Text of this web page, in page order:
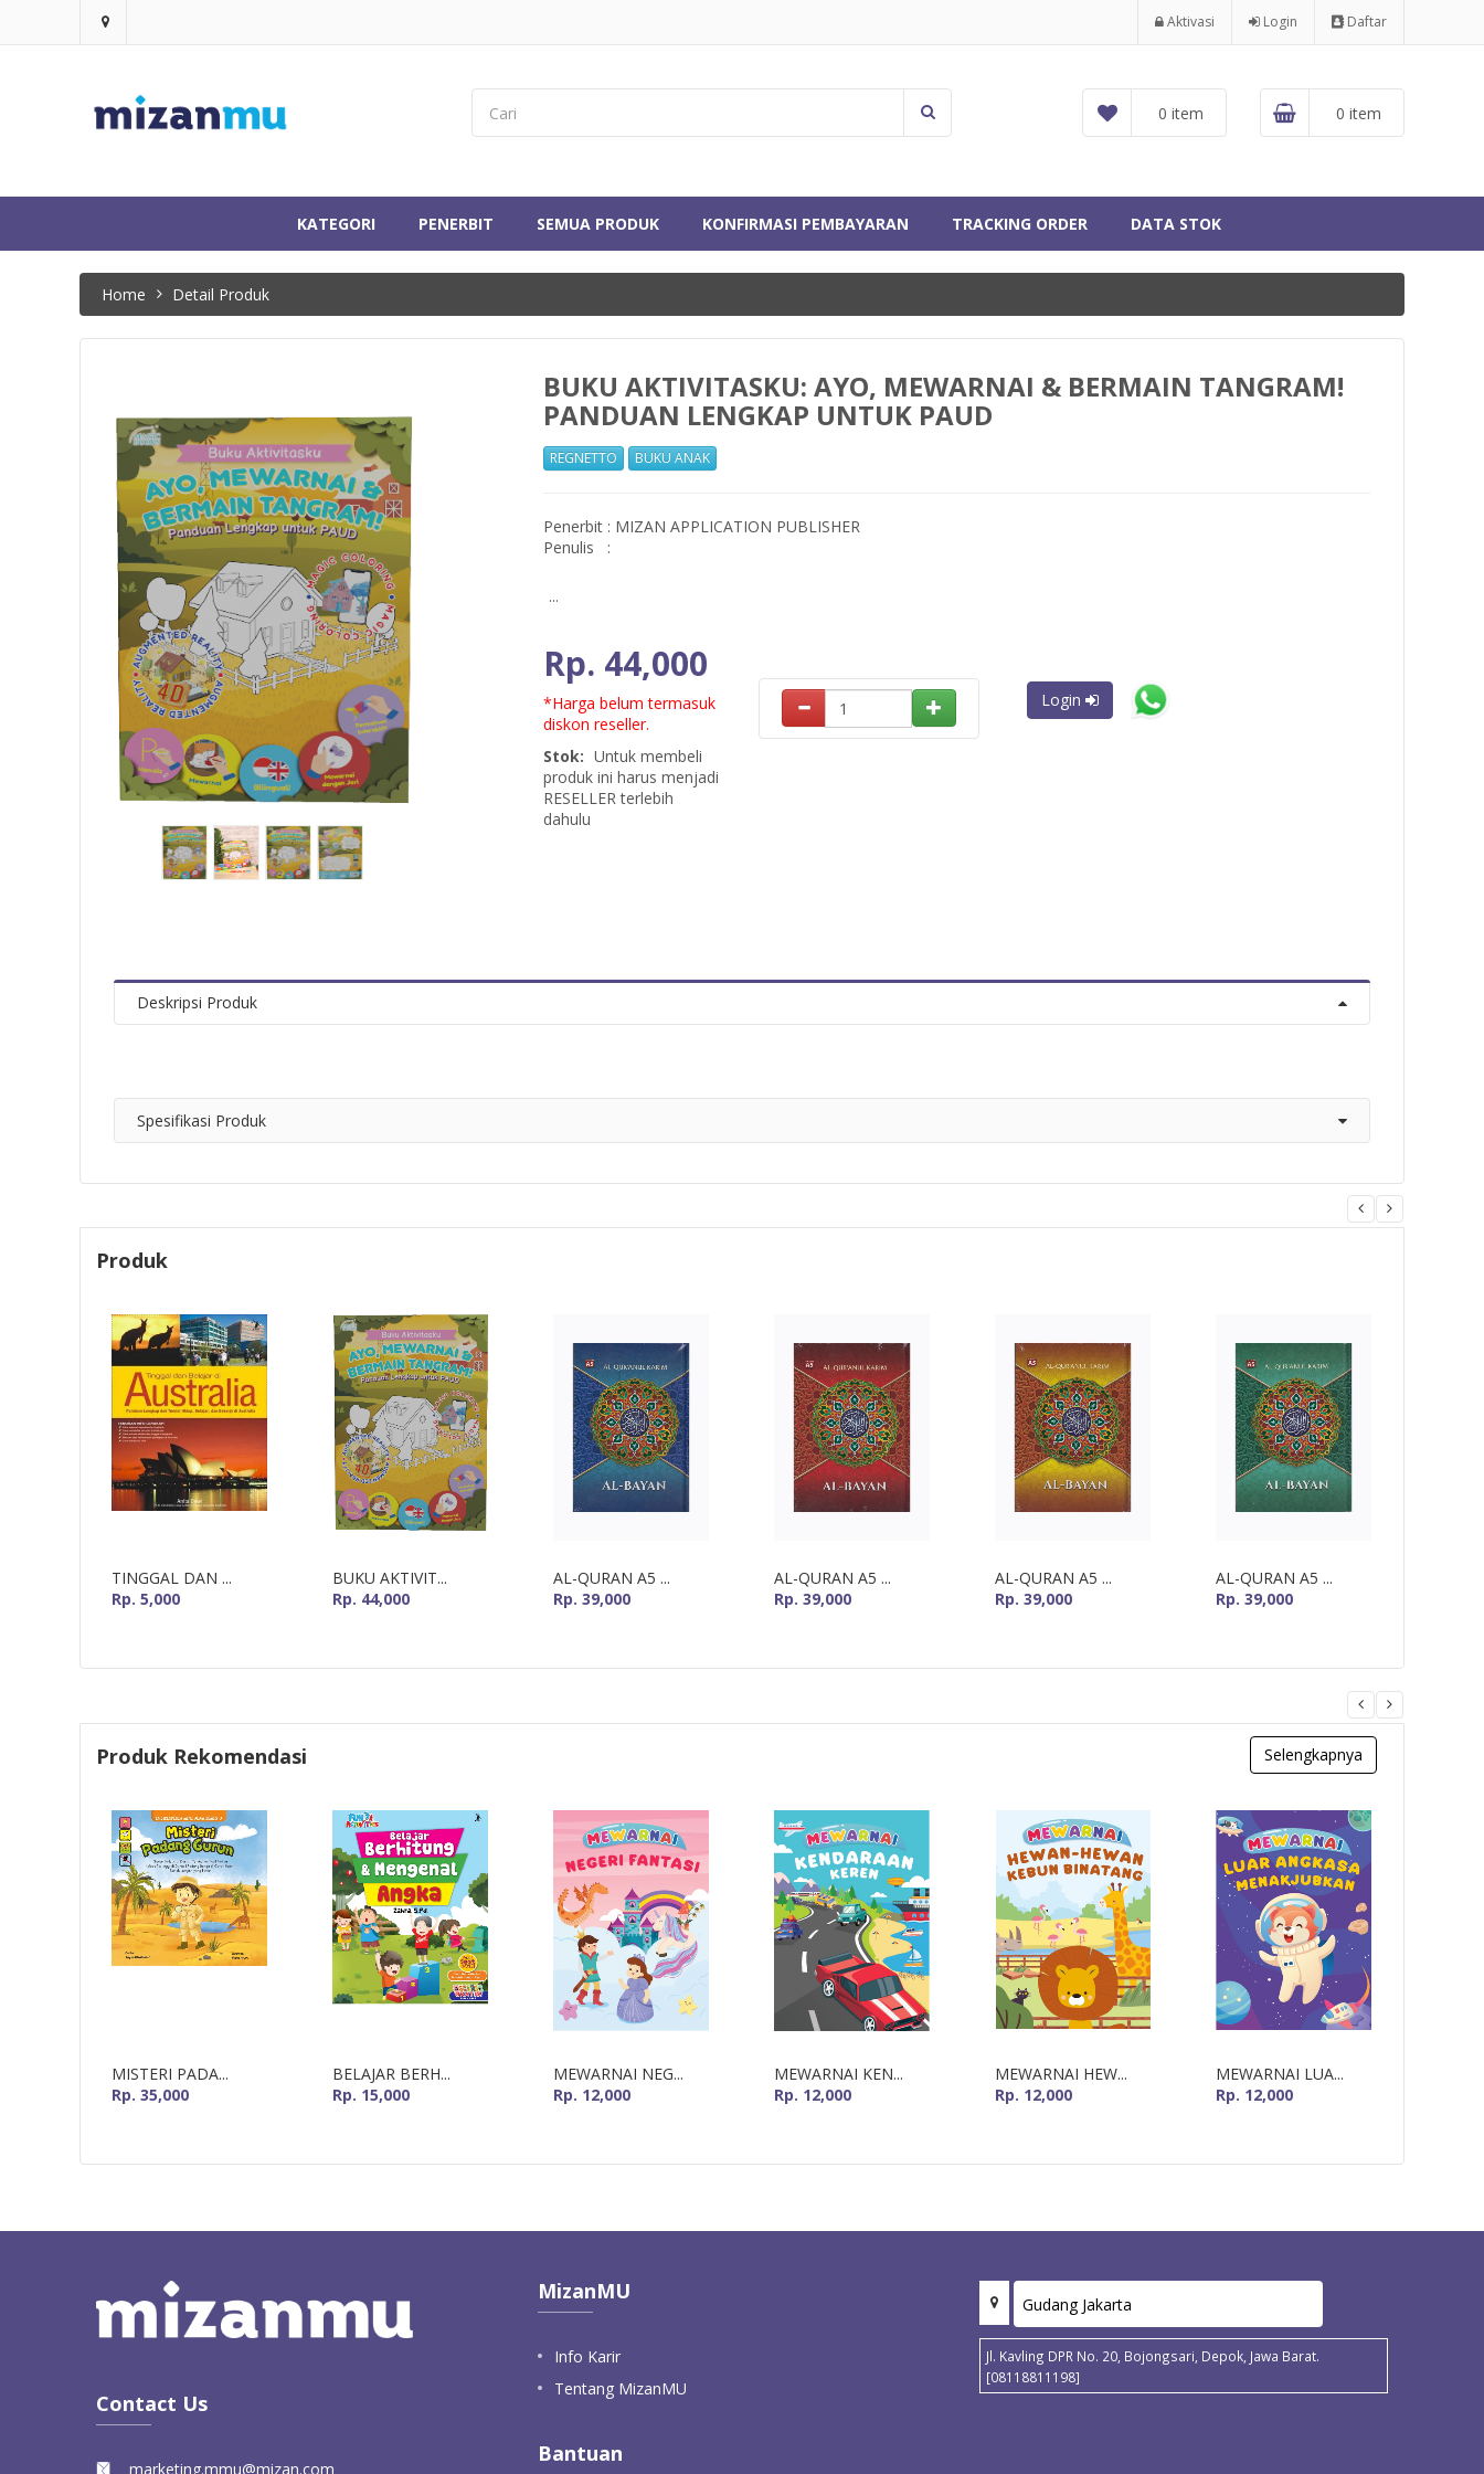
Aktivasi Login Daftar
0 item 0 item
KATEGORI PENERBIT SEMUA PRODUK KONFIRMASI PEMBAYARAN TRACKING ORDER DATA STOK
Home Detail Produk
BUKU AKTIVITASKU: AYO, MEWARNAI & BERMAIN TANGRAM!
PANDUAN LENGKAP UNTUK PAUD
REGNETTO BUKU ANAK
Penerbit : MIZAN APPLICATION PUBLISHER
Penulis
:
...
Rp. 44,000
*Harga belum termasuk
diskon reseller.
Stok: Untuk membeli
produk ini harus menjadi
RESELLER terlebih
dahulu
Login
Deskripsi Produk
Spesifikasi Produk
Produk
TINGGAL DAN ...
Rp. 5,000
BUKU AKTIVIT...
Rp. 44,000
AL-QURAN A5 ...
Rp. 39,000
AL-QURAN A5 ...
Rp. 39,000
AL-QURAN A5 ...
Rp. 39,000
AL-QURAN A5 ...
Rp. 39,000
Produk Rekomendasi Selengkapnya
MISTERI PADA...
Rp. 35,000
BELAJAR BERH...
Rp. 15,000
MEWARNAI NEG...
Rp. 12,000
MEWARNAI KEN...
Rp. 12,000
MEWARNAI HEW...
Rp. 12,000
MEWARNAI LUA...
Rp. 12,000
Contact Us
marketing.mmu@mizan.com
MizanMU
Info Karir
Tentang MizanMU
Bantuan
Jl. Kavling DPR No. 20, Bojongsari, Depok, Jawa Barat.
[08118811198]